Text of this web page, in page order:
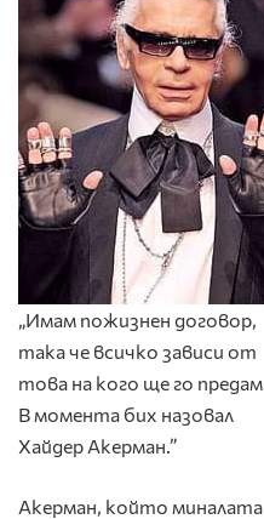
„Имам пожизнен договор,
така че всичко зависи от
това на кого ще го предам.
В момента бих назовал
Хайдер Акерман.”
Акерман, който миналата